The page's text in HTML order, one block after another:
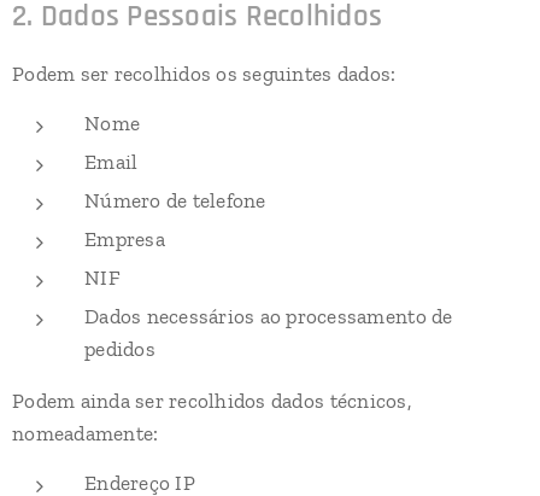
2. Dados Pessoais Recolhidos
Podem ser recolhidos os seguintes dados:
Nome
Email
Número de telefone
Empresa
NIF
Dados necessários ao processamento de
pedidos
Podem ainda ser recolhidos dados técnicos,
nomeadamente:
Endereço IP